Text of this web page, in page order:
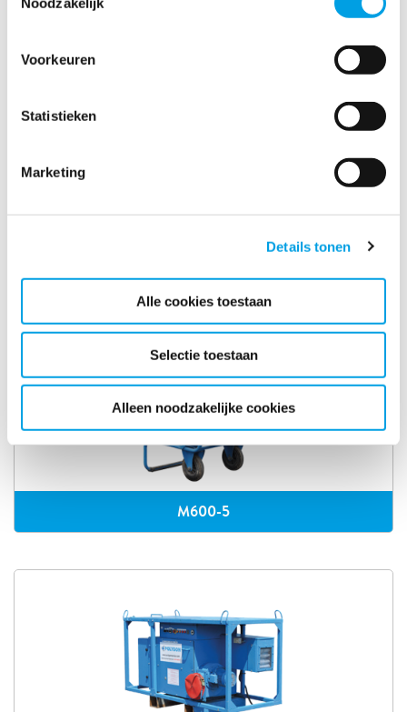
Voorkeuren
Statistieken
Marketing
Details tonen
Alle cookies toestaan
Selectie toestaan
Alleen noodzakelijke cookies
.
M600-5